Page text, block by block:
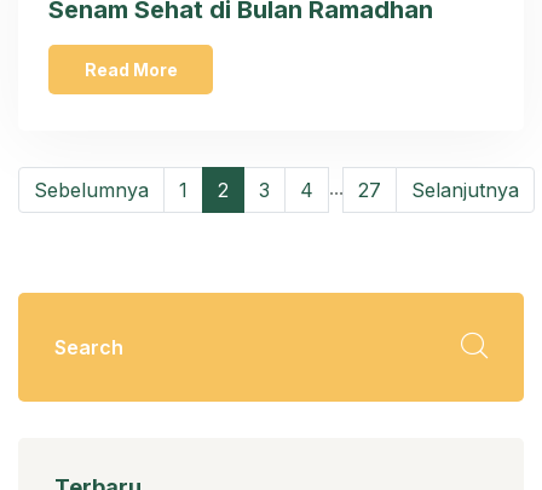
Senam Sehat di Bulan Ramadhan
Read More
Sebelumnya 1 2 3 4 ... 27 Selanjutnya